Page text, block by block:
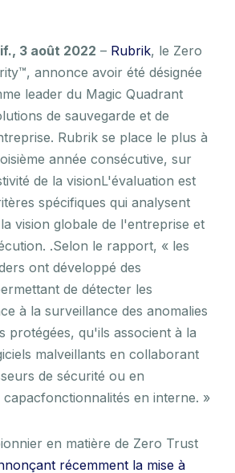
3 août 2022 – Rubrik, le Zero
annonce avoir été désignée
leader du Magic Quadrant
de sauvegarde et de
Rubrik se place le plus à
année consécutive, sur
de la visionL'évaluation est
spécifiques qui analysent
vision globale de l'entreprise et
.Selon le rapport, « les
ont développé des
de détecter les
à la surveillance des anomalies
protégées, qu'ils associent à la
malveillants en collaborant
de sécurité ou en
en interne. »
en matière de Zero Trust
récemment la mise à